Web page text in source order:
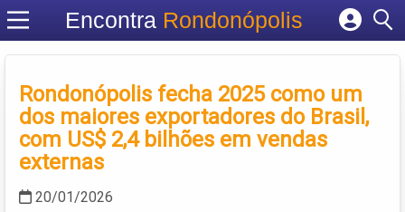
Encontra Rondonópolis
Cadastrar empresa
Criar conta
Rondonópolis fecha 2025 como um
dos maiores exportadores do Brasil,
com US$ 2,4 bilhões em vendas
externas
20/01/2026